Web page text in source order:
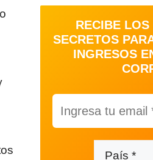
RECIBE
SECRETOS
INGRESOS